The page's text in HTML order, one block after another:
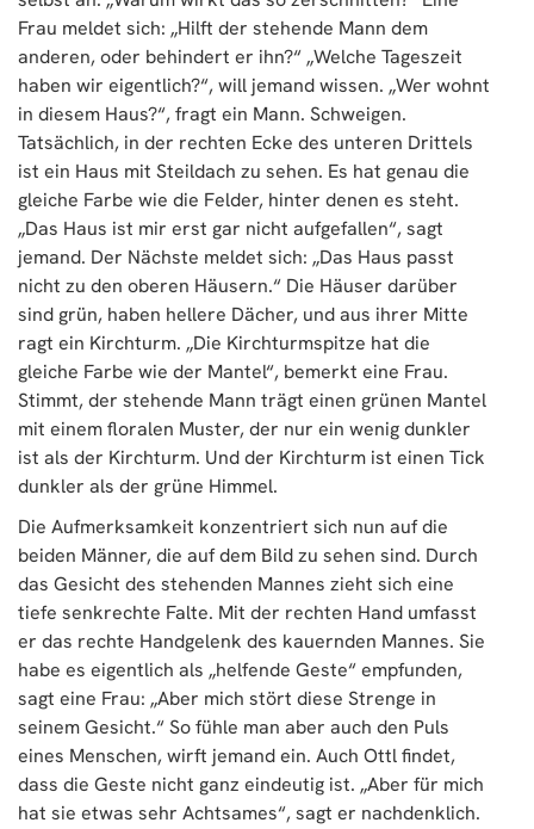
Frau meldet sich: „Hilft der stehende Mann dem
anderen, oder behindert er ihn?“ „Welche Tageszeit
haben wir eigentlich?“, will jemand wissen. „Wer wohnt
in diesem Haus?“, fragt ein Mann. Schweigen.
Tatsächlich, in der rechten Ecke des unteren Drittels
ist ein Haus mit Steildach zu sehen. Es hat genau die
gleiche Farbe wie die Felder, hinter denen es steht.
„Das Haus ist mir erst gar nicht aufgefallen“, sagt
jemand. Der Nächste meldet sich: „Das Haus passt
nicht zu den oberen Häusern.“ Die Häuser darüber
sind grün, haben hellere Dächer, und aus ihrer Mitte
ragt ein Kirchturm. „Die Kirchturmspitze hat die
gleiche Farbe wie der Mantel“, bemerkt eine Frau.
Stimmt, der stehende Mann trägt einen grünen Mantel
mit einem floralen Muster, der nur ein wenig dunkler
ist als der Kirchturm. Und der Kirchturm ist einen Tick
dunkler als der grüne Himmel.
Die Aufmerksamkeit konzentriert sich nun auf die
beiden Männer, die auf dem Bild zu sehen sind. Durch
das Gesicht des stehenden Mannes zieht sich eine
tiefe senkrechte Falte. Mit der rechten Hand umfasst
er das rechte Handgelenk des kauernden Mannes. Sie
habe es eigentlich als „helfende Geste“ empfunden,
sagt eine Frau: „Aber mich stört diese Strenge in
seinem Gesicht.“ So fühle man aber auch den Puls
eines Menschen, wirft jemand ein. Auch Ottl findet,
dass die Geste nicht ganz eindeutig ist. „Aber für mich
hat sie etwas sehr Achtsames“, sagt er nachdenklich.